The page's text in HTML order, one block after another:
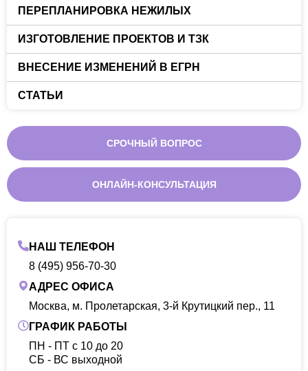
ПЕРЕПЛАНИРОВКА НЕЖИЛЫХ
ИЗГОТОВЛЕНИЕ ПРОЕКТОВ И ТЗК
ВНЕСЕНИЕ ИЗМЕНЕНИЙ В ЕГРН
СТАТЬИ
СРОЧНЫЙ ВОПРОС
ОНЛАЙН-КОНСУЛЬТАЦИЯ
НАШ ТЕЛЕФОН
8 (495) 956-70-30
АДРЕС ОФИСА
Москва, м. Пролетарская, 3-й Крутицкий пер., 11
ГРАФИК РАБОТЫ
ПН - ПТ с 10 до 20
CБ - ВС выходной